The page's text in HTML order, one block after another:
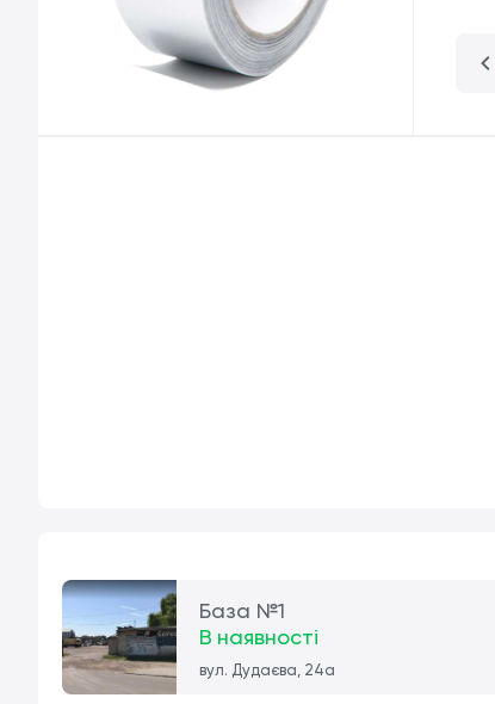
База №1
В наявності
вул. Дудаєва, 24а